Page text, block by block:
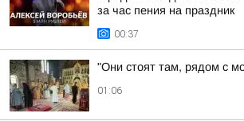
за час пения на праздник
00:37
"Они стоят там, рядом с
01:06